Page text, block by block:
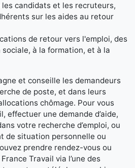
candidats et les recruteurs,
sur les aides au retour
de retour vers l'emploi, des
sociale, à la formation, et à la
et conseille les demandeurs
de poste, et dans leurs
chômage. Pour vous
effectuer une demande d’aide,
votre recherche d’emploi, ou
de situation personnelle ou
prendre rendez-vous ou
Travail via l’une des